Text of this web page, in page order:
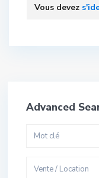
Vous devez
Advanced
Vente / Location